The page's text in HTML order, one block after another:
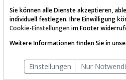
AKTIEN-
Die
TraderFox
Sie können alle Dienste akzeptieren,
individuell festlegen. Ihre Einwilligung
Cookie-Einstellungen im Footer
Weitere Informationen finden Sie in
Einstellungen Nur